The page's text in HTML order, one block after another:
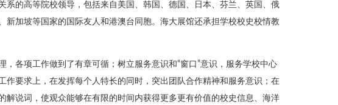
的高等院校领导，包括来自美国、韩国、德国、日本、芬兰、英国、俄
加坡等国家的国际友人和港澳台同胞。海大展馆还承担学校校史校情教
各项工作做到了有章可循；树立服务意识和“窗口”意识，服务学校中心
要求上，在发挥每个人特长的同时，突出团队合作精神和服务意识；在
说词，使观众能够在有限的时间内获得更多更有价值的校史信息、海洋